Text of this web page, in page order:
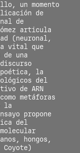
un momento
de
de
articula
(neuronal,
vital que
una
la
del
de ARN
metáforas
la
propone
del
hongos,